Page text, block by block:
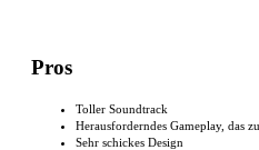
Pros
Toller Soundtrack
Herausforderndes Gameplay, das
Sehr schickes Design